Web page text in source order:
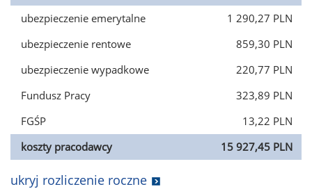
ubezpieczenie emerytalne
1 290,27 PLN
ubezpieczenie rentowe
859,30 PLN
ubezpieczenie wypadkowe
220,77 PLN
Fundusz Pracy
323,89 PLN
FGŚP
13,22 PLN
koszty pracodawcy
15 927,45 PLN
ukryj rozliczenie roczne